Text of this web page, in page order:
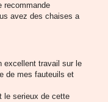
recommande
avez des chaises a
excellent travail sur le
de mes fauteuils et
le serieux de cette